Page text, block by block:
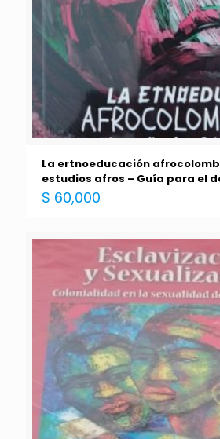
La ertnoeducación
estudios afros – Guía para el
$ 60,000